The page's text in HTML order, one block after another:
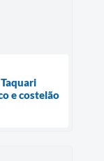
e costelão